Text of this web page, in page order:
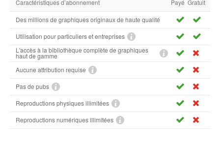
Caractéristiques d’abonnement Payé Gratuit
Des millions de graphiques originaux de haute qualité
Utilisation pour particuliers et entreprises
L'accès à la bibliothèque complète de graphiques
haut de gamme
Aucune attribution requise
Pas de pubs
Reproductions physiques illimitées
Reproductions numériques illimitées